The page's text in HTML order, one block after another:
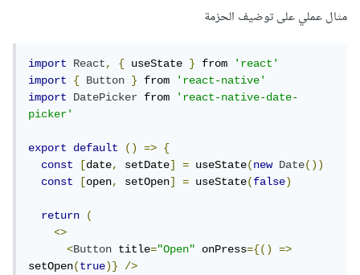
مثال عملي على توضيف الحزمة
import React, { useState } from 'react'
import
{ Button } from 'react-native'
import
DatePicker from 'react-native-date-
picker'
export default () =>
{
const
[date, setDate] = useState(new Date())
const
[open, setOpen] = useState(false)
return
(
<>
<Button title="Open" onPress={()
=>
setOpen(true)}
/>